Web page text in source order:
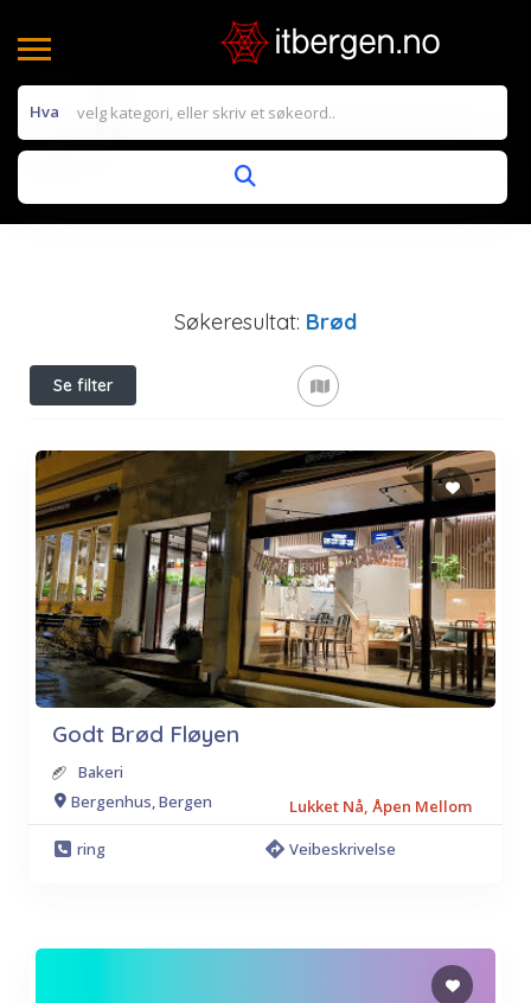
Hva
Søkeresultat: Brød
Se filter
Godt Brød Fløyen
Bakeri
Bergenhus, Bergen
Lukket Nå, Åpen Mellom
ring
Veibeskrivelse